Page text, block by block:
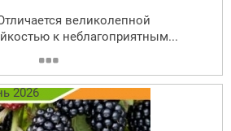
великолепной
к неблагоприятным...